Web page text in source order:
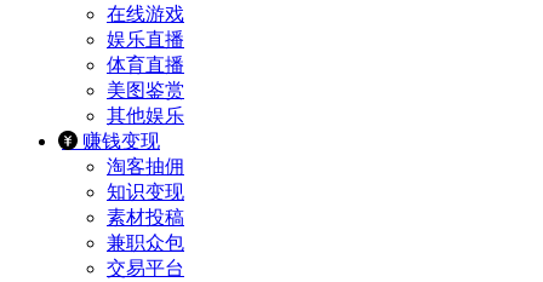
在线游戏
娱乐直播
体育直播
美图鉴赏
其他娱乐
赚钱变现
淘客抽佣
知识变现
素材投稿
兼职众包
交易平台